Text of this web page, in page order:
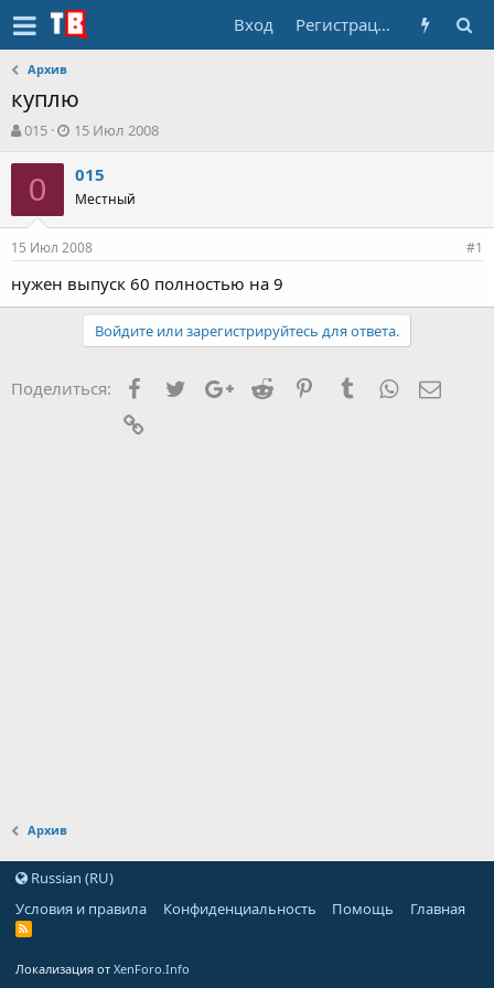
Вход Регистрация
Архив
куплю
А
т
о
т
е
ы
015
Д
т
н
а
ч
л
а
15 Июл 2008
0 015
Местный
15 Июл 2008 #1
нужен выпуск 60 полностью на 9
Войдите или зарегистрируйтесь для ответа.
Поделиться: FacebookTwitterGoogle+
Reddit PinterestTumblrWhatsApp
Архив
Russian (RU)
Условия и правила
Конфиденциальность Помощь Главная
Локализация от XenForo.Info